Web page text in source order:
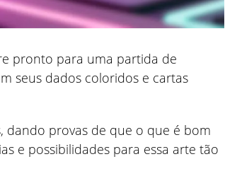
pronto para uma partida de
seus dados coloridos e cartas
dando provas de que o que é bom
e possibilidades para essa arte tão